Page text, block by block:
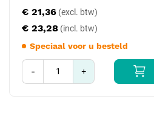
€ 23,28
€ 21,36
Speciaal voor u besteld
- +